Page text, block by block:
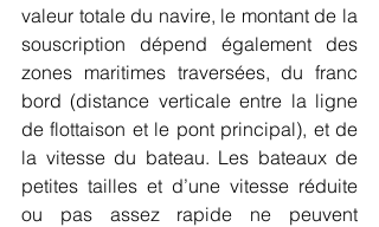
valeur totale du navire, le montant de la
souscription dépend également des
zones maritimes traversées, du franc
bord (distance verticale entre la ligne
de flottaison et le pont principal), et de
la vitesse du bateau. Les bateaux de
petites tailles et d’une vitesse réduite
ou pas assez rapide ne peuvent